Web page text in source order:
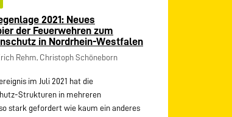
2021: Neues
der Feuerwehren zum
in Nordrhein-Westfalen
Rehm, Christoph Schöneborn
im Juli 2021 hat die
Strukturen in mehreren
stark gefordert wie kaum ein anderes